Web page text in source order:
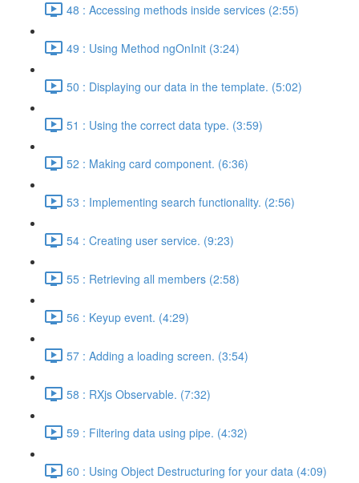
48 : Accessing methods inside services (2:55)
49 : Using Method ngOnInit (3:24)
50 : Displaying our data in the template. (5:02)
51 : Using the correct data type. (3:59)
52 : Making card component. (6:36)
53 : Implementing search functionality. (2:56)
54 : Creating user service. (9:23)
55 : Retrieving all members (2:58)
56 : Keyup event. (4:29)
57 : Adding a loading screen. (3:54)
58 : RXjs Observable. (7:32)
59 : Filtering data using pipe. (4:32)
60 : Using Object Destructuring for your data (4:09)